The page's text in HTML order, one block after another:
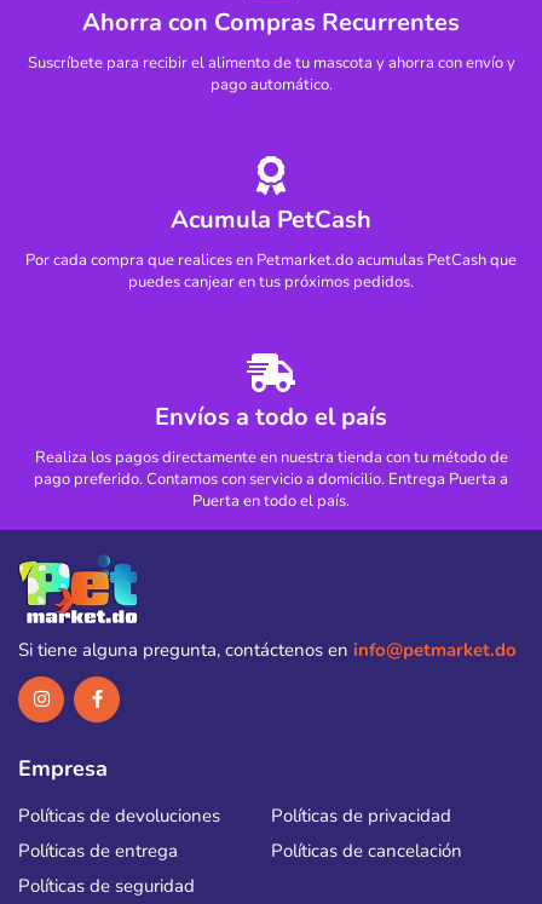
Ahorra con Compras Recurrentes
Suscríbete para recibir el alimento de tu mascota y ahorra con envío y
pago automático.
Acumula PetCash
Por cada compra que realices en Petmarket.do acumulas PetCash que
puedes canjear en tus próximos pedidos.
Envíos a todo el país
Realiza los pagos directamente en nuestra tienda con tu método de
pago preferido. Contamos con servicio a domicilio. Entrega Puerta a
Puerta en todo el país.
Si tiene alguna pregunta, contáctenos en info@petmarket.do
Empresa
Políticas de devoluciones
Políticas de privacidad
Políticas de entrega
Políticas de cancelación
Políticas de seguridad